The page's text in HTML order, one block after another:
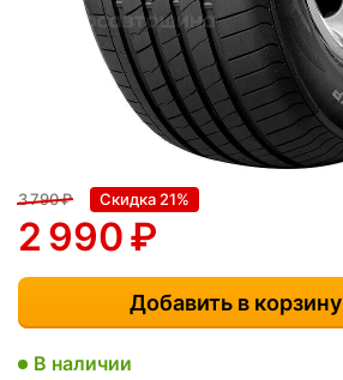
3 790₽ Скидка 21%
2 990₽
Добавить в корзину
В наличии